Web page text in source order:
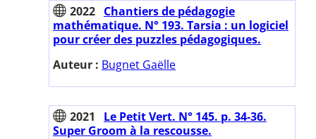
2022 Chantiers de pédagogie
mathématique. N° 193. Tarsia : un logiciel
pour créer des puzzles pédagogiques.
Auteur : Bugnet Gaëlle
2021
Le Petit Vert. N° 145. p. 34-36.
Super Groom à la rescousse.